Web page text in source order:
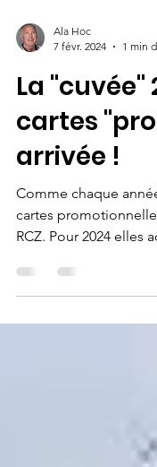
Ala Hoc
7 févr. 2024
La "cuvée"
cartes
arrivée !
cartes
RCZ. Pour 2024 elles
du...